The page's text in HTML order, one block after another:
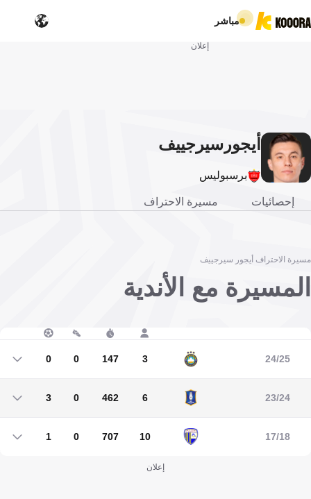
مباشر
إعلان
أيجور سيرجييف
برسبوليس
إحصائيات مسيرة الاحتراف
مسيرة الاحتراف أيجور سيرجييف
المسيرة مع الأندية
24/25
3
147
0
0
23/24
6
462
0
3
17/18
10
707
0
1
إعلان